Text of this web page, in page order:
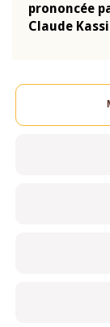
prononcée
Claude Kassi